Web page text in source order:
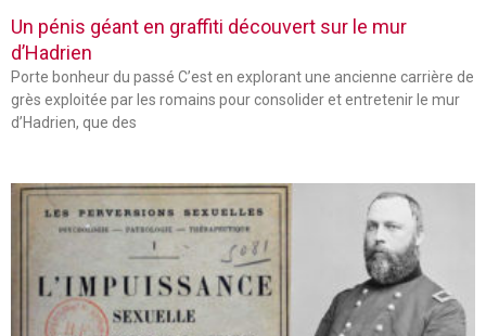
Un pénis géant en graffiti découvert sur le mur
d’Hadrien
Porte bonheur du passé C’est en explorant une ancienne carrière de
grès exploitée par les romains pour consolider et entretenir le mur
d’Hadrien, que des